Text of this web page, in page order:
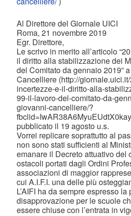
Al Direttore del Giornale UICI
Roma, 21 novembre 2019
Egr. Direttore,
Le scrivo in merito all’articolo
il diritto alla stabilizzazione dei
del Comitato da gennaio 2019”
Cancelliere (http://
incertezze-e-il-diritto-alla-
99-il-lavoro-del-comitato-da-
giovanni-cancelliere/?
pubblicato il 19 agosto u.s.
Vorrei replicare soprattutto al
non sono stati sufficienti al
emanare il Decreto attuativo del
ostacoli portati dagli Ordini
associazioni di maggior
cui A.I.F.I. una delle più
L’AIFI ha da sempre espresso la
disapprovazione per le scuole
essere chiuse con l’entrata in